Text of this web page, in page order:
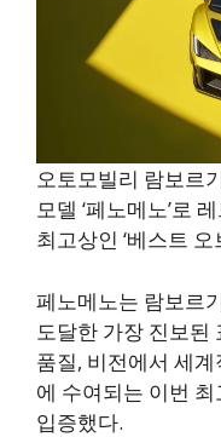
오토모빌리 람보르
모델 ‘페노메노’로
최고상인 ‘베스트
페노메노는 람보르
도달한 가장 진보된
품질, 비전에서 세
에 수여되는 이번
입증했다.